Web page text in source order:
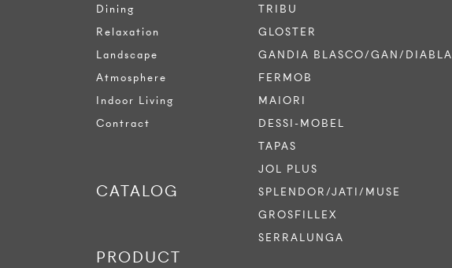
Dining
Relaxation
Landscape
Atmosphere
Indoor Living
Contract
CATALOG
PRODUCT
TRIBU
GLOSTER
GANDIA BLASCO/GAN/DIABLA
FERMOB
MAIORI
DESSI-MOBEL
TAPAS
JOL PLUS
SPLENDOR/JATI/MUSE
GROSFILLEX
SERRALUNGA